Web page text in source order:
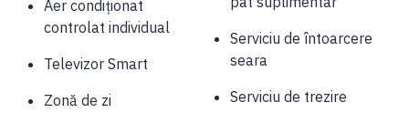
Aer condiționat
controlat individual
Televizor Smart
Zonă de zi
Serviciu de întoarcere
seara
Serviciu de trezire